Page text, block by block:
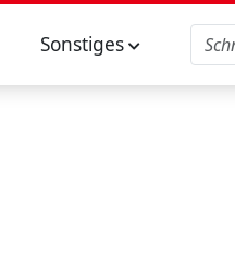
Sonstiges